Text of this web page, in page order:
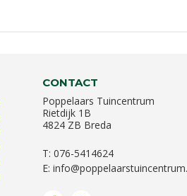
CONTACT
Poppelaars Tuincentrum
Rietdijk 1B
4824 ZB Breda
T: 076-5414624
E: